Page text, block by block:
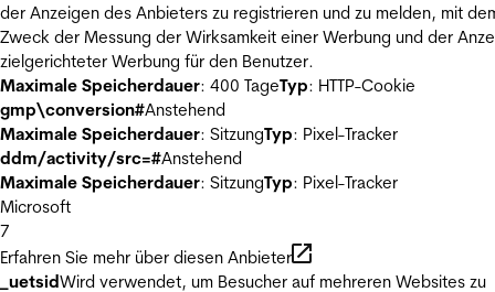
der Anzeigen des Anbieters zu registrieren und zu melden, mit
Zweck der Messung der Wirksamkeit einer Werbung und der
zielgerichteter Werbung für den Benutzer.
Maximale Speicherdauer: 400 TageTyp: HTTP-Cookie
gmp\conversion#Anstehend
Maximale Speicherdauer: SitzungTyp: Pixel-Tracker
ddm/activity/src=#Anstehend
Maximale Speicherdauer: SitzungTyp: Pixel-Tracker
Microsoft
7
Erfahren Sie mehr über diesen Anbieter
_uetsidWird verwendet, um Besucher auf mehreren Websites zu